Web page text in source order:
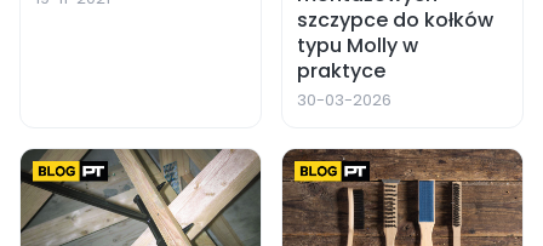
szczypce do kołków
typu Molly w
praktyce
30-03-2026